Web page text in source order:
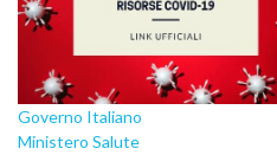
Governo Italiano
Ministero Salute